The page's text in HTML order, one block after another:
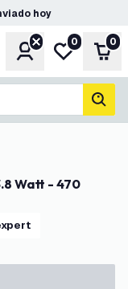
hoy
CuentaMi lista de
0 0